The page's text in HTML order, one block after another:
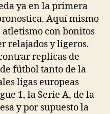
ya en la primera
Aquí mismo
atletismo con bonitos
relajados y ligeros.
replicas de
fútbol tanto de la
ligas europeas
1, la Serie A, de la
y por supuesto la